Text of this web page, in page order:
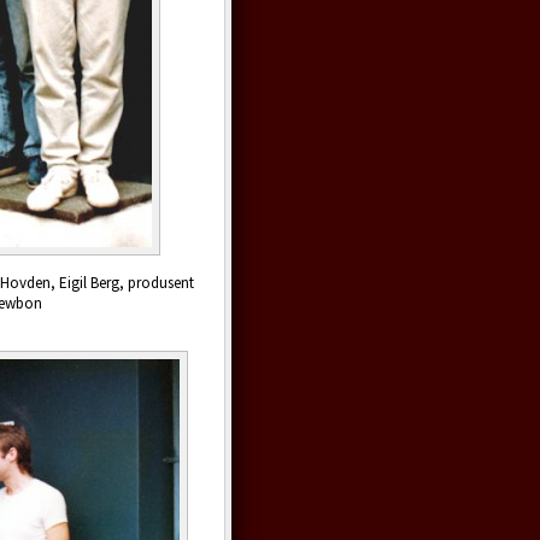
Eigil Berg, produsent